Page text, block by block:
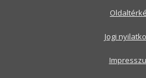
Jogi